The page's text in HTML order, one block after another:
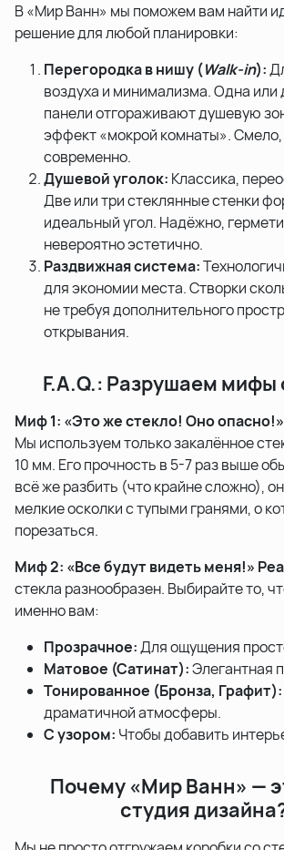
В «Мир Ванн» мы поможем вам найти
решение для любой планировки:
Перегородка в нишу (Walk-in):
воздуха и минимализма. Одна или
панели отгораживают душевую
эффект «мокрой комнаты». Смело,
современно.
Душевой уголок: Классика,
Две или три стеклянные стенки
идеальный угол. Надёжно,
невероятно эстетично.
Раздвижная система:
для экономии места. Створки
не требуя дополнительного
открывания.
F.A.Q.: Разрушаем мифы
Миф 1: «Это же стекло! Оно опасно!»
Мы используем только закалённое
10 мм. Его прочность в 5-7 раз выше
всё же разбить (что крайне сложно),
мелкие осколки с тупыми гранями, о
порезаться.
Миф 2: «Все будут видеть меня!»
стекла разнообразен. Выбирайте то,
именно вам:
Прозрачное:Для ощущения
Матовое (Сатинат):Элегантная
Тонированное (Бронза, Графит):
драматичной атмосферы.
С узором: Чтобы добавить
Почему «Мир Ванн» —
студия